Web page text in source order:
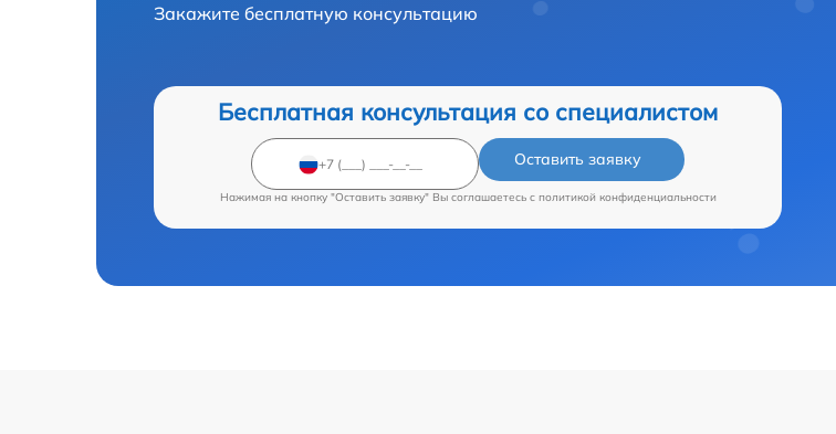
Закажите бесплатную консультацию
Бесплатная консультация со специалистом
Оставить заявку
Нажимая на кнопку "Оставить заявку" Вы соглашаетесь c политикой конфиденциальности